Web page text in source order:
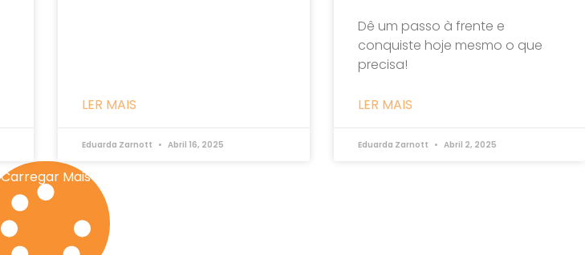
LER MAIS
Eduarda Zarnott Abril 16, 2025
Dê um passo à frente e
conquiste hoje mesmo o que
precisa!
LER MAIS
Eduarda Zarnott Abril 2, 2025
Carregar Mais